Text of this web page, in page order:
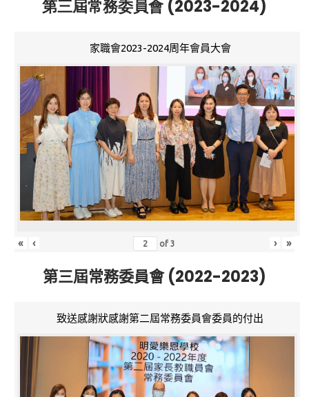
第三屆常務委員會 (2023-2024)
家職會2023-2024周年會員大會
« ‹ of3 › »
第三屆常務委員會 (2022-2023)
致送感謝狀感謝第二屆常務委員會委員的付出